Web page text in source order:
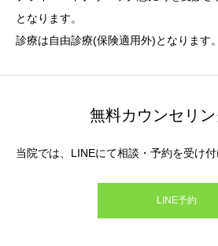
となります。
診療は自由診療(保険適用外)となります。
無料カウンセリ
当院では、LINEにて相談・予約を受け付
LINE予約